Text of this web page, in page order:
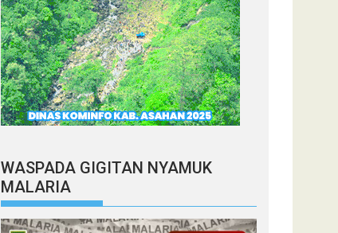
WASPADA GIGITAN NYAMUK
MALARIA